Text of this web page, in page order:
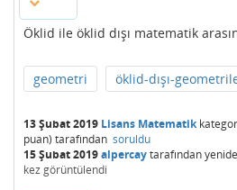
Öklid ile öklid dışı matematik
geometri öklid-dışı-
13 Şubat 2019 Lisans Matematik
puan) tarafından soruldu
15 Şubat 2019alpercaytarafından
kez görüntülendi